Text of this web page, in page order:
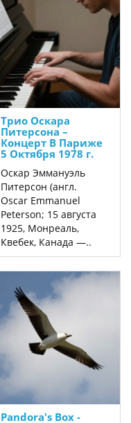
Трио Оскара
Питерсона –
Концерт В Париже
5 Октября 1978 г.
Оскар Эммануэль
Питерсон (англ.
Oscar Emmanuel
Peterson; 15 августа
1925, Монреаль,
Квебек, Канада —..
Pandora's Box -